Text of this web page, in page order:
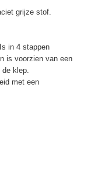
grijze stof.
in 4 stappen
is voorzien van een
klep.
met een